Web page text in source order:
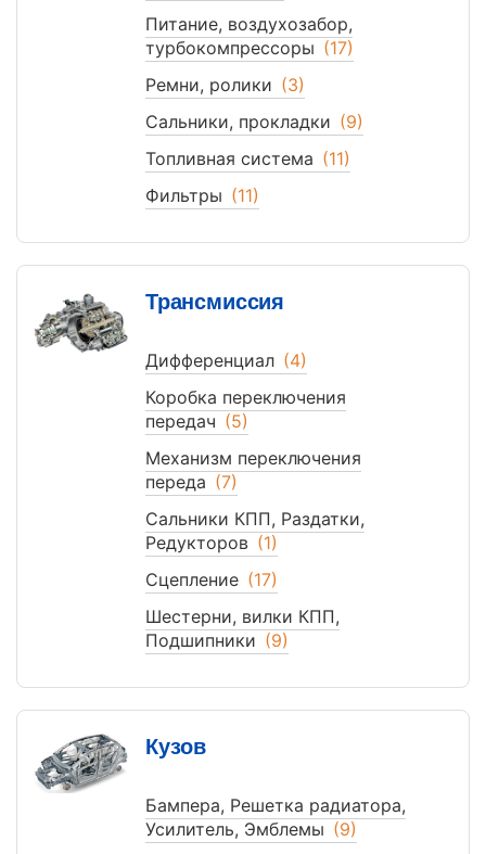
Питание, воздухозабор,
турбокомпрессоры (17)
Ремни, ролики (3)
Сальники, прокладки (9)
Топливная система (11)
Фильтры (11)
Трансмиссия
Дифференциал (4)
Коробка переключения
передач (5)
Механизм переключения
переда (7)
Сальники КПП, Раздатки,
Редукторов (1)
Сцепление (17)
Шестерни, вилки КПП,
Подшипники (9)
Кузов
Бампера, Решетка радиатора,
Усилитель, Эмблемы (9)